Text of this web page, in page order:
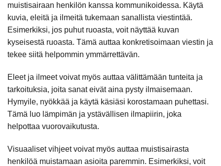
muistisairaan henkilön kanssa kommunikoidessa. Käytä
kuvia, eleitä ja ilmeitä tukemaan sanallista viestintää.
Esimerkiksi, jos puhut ruoasta, voit näyttää kuvan
kyseisestä ruoasta. Tämä auttaa konkretisoimaan viestin ja
tekee siitä helpommin ymmärrettävän.
Eleet ja ilmeet voivat myös auttaa välittämään tunteita ja
tarkoituksia, joita sanat eivät aina pysty ilmaisemaan.
Hymyile, nyökkää ja käytä käsiäsi korostamaan puhettasi.
Tämä luo lämpimän ja ystävällisen ilmapiirin, joka
helpottaa vuorovaikutusta.
Visuaaliset vihjeet voivat myös auttaa muistisairasta
henkilöä muistamaan asioita paremmin. Esimerkiksi, voit